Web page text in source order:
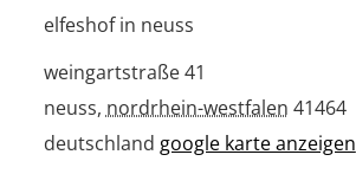
elfeshof in neuss
weingartstraße 41
neuss, nordrhein-westfalen 41464
deutschland google karte anzeigen